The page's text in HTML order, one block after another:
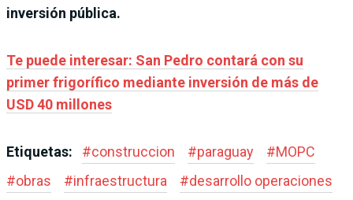
inversión pública.
Te puede interesar: San Pedro contará con su
primer frigorífico mediante inversión de más de
USD 40 millones
Etiquetas: #construccion #paraguay #MOPC
#obras #infraestructura #desarrollo operaciones